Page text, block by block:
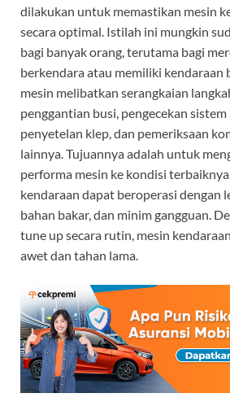
dilakukan untuk memastikan mesin
secara optimal. Istilah ini mungkin
bagi banyak orang, terutama bagi
berkendara atau memiliki kendaraan
mesin melibatkan serangkaian
penggantian busi, pengecekan sistem
penyetelan klep, dan pemeriksaan
lainnya. Tujuannya adalah untuk
performa mesin ke kondisi
kendaraan dapat beroperasi dengan
bahan bakar, dan minim gangguan.
tune up secara rutin, mesin
awet dan tahan lama.